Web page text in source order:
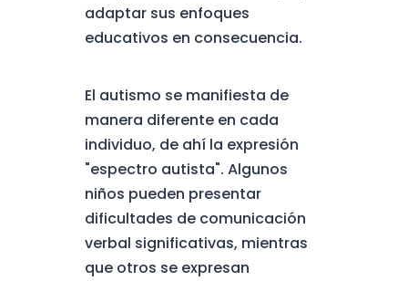
adaptar sus enfoques
educativos en consecuencia.
El autismo se manifiesta de
manera diferente en cada
individuo, de ahí la expresión
"espectro autista". Algunos
niños pueden presentar
dificultades de comunicación
verbal significativas, mientras
que otros se expresan